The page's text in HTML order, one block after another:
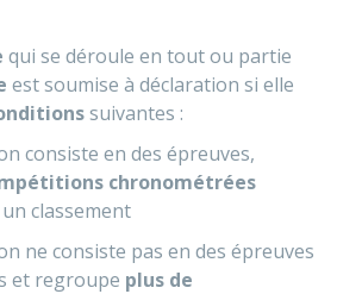
qui se déroule en tout ou partie
est soumise à déclaration si elle
suivantes :
consiste en des épreuves,
chronométrées
classement
ne consiste pas en des épreuves
et regroupe plus de